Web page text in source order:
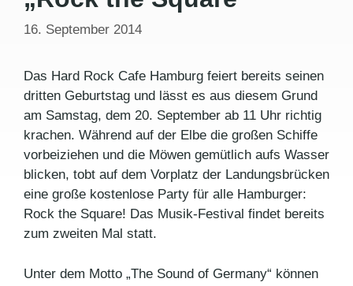
16. September 2014
Das Hard Rock Cafe Hamburg feiert bereits seinen
dritten Geburtstag und lässt es aus diesem Grund
am Samstag, dem 20. September ab 11 Uhr richtig
krachen. Während auf der Elbe die großen Schiffe
vorbeiziehen und die Möwen gemütlich aufs Wasser
blicken, tobt auf dem Vorplatz der Landungsbrücken
eine große kostenlose Party für alle Hamburger:
Rock the Square! Das Musik-Festival findet bereits
zum zweiten Mal statt.
Unter dem Motto „The Sound of Germany“ können